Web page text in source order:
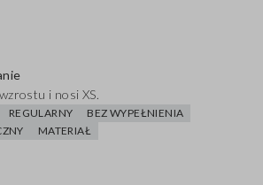
i nosi XS.
REGULARNY
BEZ WYPEŁNIENIA
MATERIAŁ